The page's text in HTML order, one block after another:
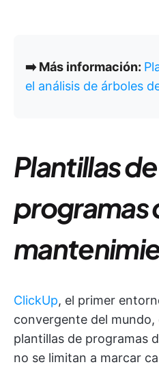
➡️ Más información:
el análisis de árboles
Plantillas de
programas
ClickUp, el primer
convergente del
plantillas de programas
no se limitan a marcar